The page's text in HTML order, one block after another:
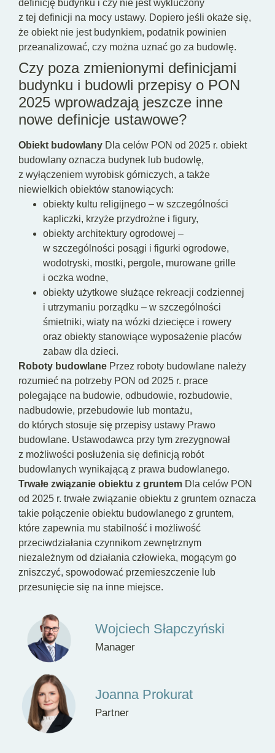
definicję budynku i czy nie jest wykluczony
z tej definicji na mocy ustawy. Dopiero jeśli okaże się,
że obiekt nie jest budynkiem, podatnik powinien
przeanalizować, czy można uznać go za budowlę.
Czy poza zmienionymi definicjami
budynku i budowli przepisy o PON
2025 wprowadzają jeszcze inne
nowe definicje ustawowe?
Obiekt budowlany Dla celów PON od 2025 r. obiekt
budowlany oznacza budynek lub budowlę,
z wyłączeniem wyrobisk górniczych, a także
niewielkich obiektów stanowiących:
obiekty kultu religijnego – w szczególności
kapliczki, krzyże przydrożne i figury,
obiekty architektury ogrodowej –
w szczególności posągi i figurki ogrodowe,
wodotryski, mostki, pergole, murowane grille
i oczka wodne,
obiekty użytkowe służące rekreacji codziennej
i utrzymaniu porządku – w szczególności
śmietniki, wiaty na wózki dziecięce i rowery
oraz obiekty stanowiące wyposażenie placów
zabaw dla dzieci.
Roboty budowlane Przez roboty budowlane należy
rozumieć na potrzeby PON od 2025 r. prace
polegające na budowie, odbudowie, rozbudowie,
nadbudowie, przebudowie lub montażu,
do których stosuje się przepisy ustawy Prawo
budowlane. Ustawodawca przy tym zrezygnował
z możliwości posłużenia się definicją robót
budowlanych wynikającą z prawa budowlanego.
Trwałe związanie obiektu z gruntem Dla celów PON
od 2025 r. trwałe związanie obiektu z gruntem oznacza
takie połączenie obiektu budowlanego z gruntem,
które zapewnia mu stabilność i możliwość
przeciwdziałania czynnikom zewnętrznym
niezależnym od działania człowieka, mogącym go
zniszczyć, spowodować przemieszczenie lub
przesunięcie się na inne miejsce.
Wojciech Słapczyński
Manager
Joanna Prokurat
Partner